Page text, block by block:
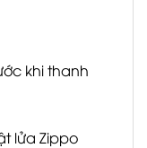
khi thanh
lửa Zippo